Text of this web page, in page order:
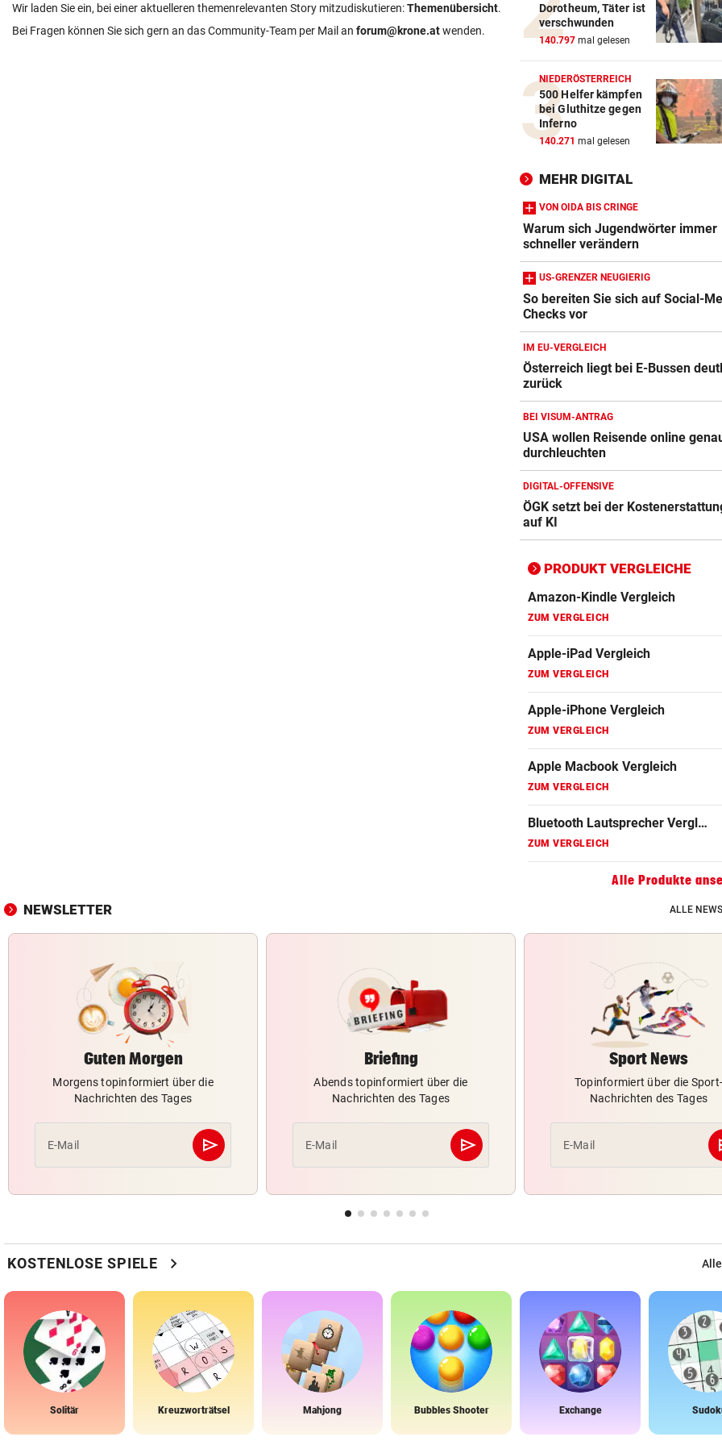
Wir laden Sie ein, bei einer aktuelleren themenrelevanten Story mitzudiskutieren:Themenübersicht.
Bei Fragen können Sie sich gern an das Community-Team per Mail an forum@krone.atwenden.
AUFREGUNG IM NETZ vor
Spider-Man im BMW-
Anwalt auf den Plan
TROTZ ENTSCHULDIGUNG vor
Sager wirkt nach: Mütter-
Aufstand gegen Kanzler
Dreijähriger Bub wurde aus
Dorotheum, Täter ist
verschwunden
140.797 mal gelesen
NIEDERÖSTERREICH
500 Helfer kämpfen
bei Gluthitze gegen
Inferno
140.271 mal gelesen
MEHR DIGITAL
VON OIDA BIS CRINGE
Warum sich Jugendwörter immer
schneller verändern
US-GRENZER NEUGIERIG
So bereiten Sie sich auf Social-
Checks vor
IM EU-VERGLEICH
Österreich liegt bei E-Bussen
zurück
BEI VISUM-ANTRAG
USA wollen Reisende online
durchleuchten
DIGITAL-OFFENSIVE
ÖGK setzt bei der
auf KI
PRODUKT VERGLEICHE
ZUM VERGLEICH
Apple-iPad Vergleich
ZUM VERGLEICH
Apple-iPhone Vergleich
ZUM VERGLEICH
Apple Macbook Vergleich
ZUM VERGLEICH
DSL Speedtest
ZUM VERGLEICH
Fernseher Vergleich
ZUM VERGLEICH
Fritz Repeater Vergleich
ZUM VERGLEICH
Gaming Laptop Vergleich
ZUM VERGLEICH
Grafikkarten Vergleich
Alle Produkte
NEWSLETTER ALLE
Guten Morgen
Morgens topinformiert über die
Nachrichten des Tages
E-Mail send
Abschicken
Briefing
Abends topinformiert über die
Nachrichten des Tages
E-Mail send
Abschicken
Sport News
Topinformiert über die Sport-
Nachrichten des Tages
E-Mail
KOSTENLOSE SPIELE chevron_right
Solitär Kreuzworträtsel Mahjong Bubbles Shooter Exchange